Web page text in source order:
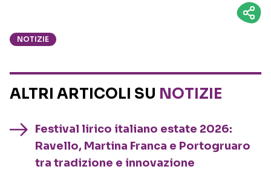
NOTIZIE
ALTRI ARTICOLI SU NOTIZIE
Festival lirico italiano estate 2026:
Ravello, Martina Franca e Portogruaro
tra tradizione e innovazione